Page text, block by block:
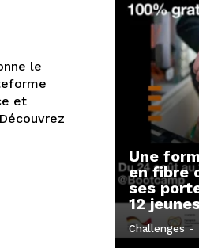
le
et
Une
en fibre
ses
12
Challenges -